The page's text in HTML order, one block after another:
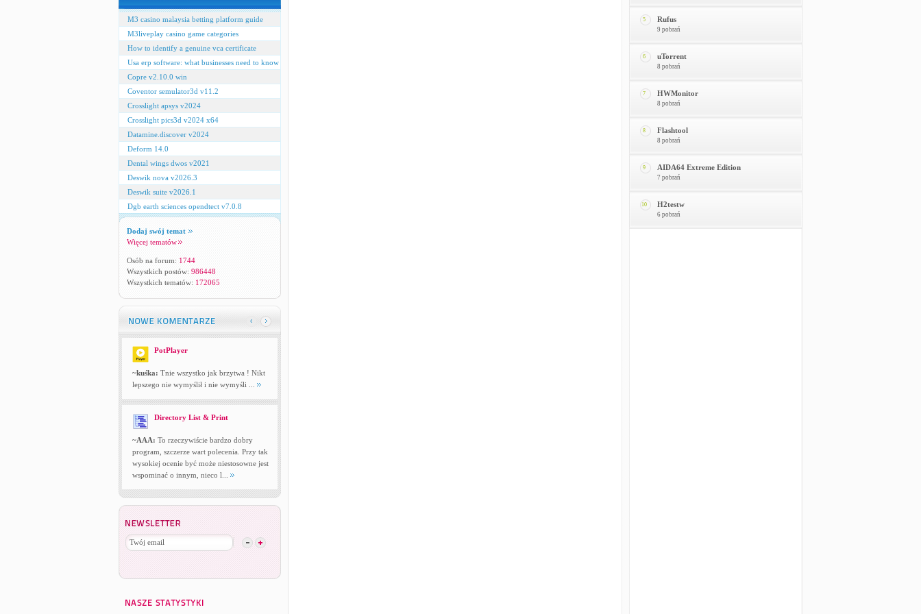
M3 casino malaysia betting platform guide
M3liveplay casino game categories
How to identify a genuine vca certificate
Usa erp software: what businesses need to know
Copre v2.10.0 win
Coventor semulator3d v11.2
Crosslight apsys v2024
Crosslight pics3d v2024 x64
Datamine.discover v2024
Deform 14.0
Dental wings dwos v2021
Deswik nova v2026.3
Deswik suite v2026.1
Dgb earth sciences opendtect v7.0.8
Dodaj swój temat
Więcej tematów
Osób na forum: 1744
Wszystkich postów: 986448
Wszystkich tematów: 172065
PotPlayer
~kuśka: Tnie wszystko jak brzytwa ! Nikt
lepszego nie wymyślił i nie wymyśli ...
Directory List & Print
~AAA: To rzeczywiście bardzo dobry
program, szczerze wart polecenia. Przy tak
wysokiej ocenie być może niestosowne jest
wspominać o innym, nieco l...
5 Rufus
9 pobrań
6 uTorrent
8 pobrań
7 HWMonitor
8 pobrań
8 Flashtool
8 pobrań
9 AIDA64 Extreme Edition
7 pobrań
10 H2testw
6 pobrań